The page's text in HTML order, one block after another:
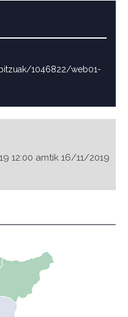
1046822/web01-
12:00 amtik 16/11/2019